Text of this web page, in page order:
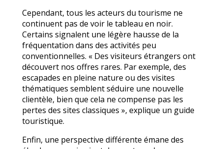
Cependant, tous les acteurs du tourisme ne
continuent pas de voir le tableau en noir.
Certains signalent une légère hausse de la
fréquentation dans des activités peu
conventionnelles. « Des visiteurs étrangers ont
découvert nos offres rares. Par exemple, des
escapades en pleine nature ou des visites
thématiques semblent séduire une nouvelle
clientèle, bien que cela ne compense pas les
pertes des sites classiques », explique un guide
touristique.
Enfin, une perspective différente émane des